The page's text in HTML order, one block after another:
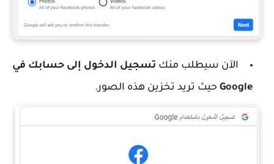
الآن سيطلب منك تسجيل الدخول إلى حسابك في
Google حيث تريد تخزين هذه الصور.